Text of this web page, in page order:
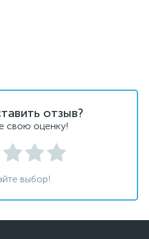
отзыв?
свою оценку!
выбор!